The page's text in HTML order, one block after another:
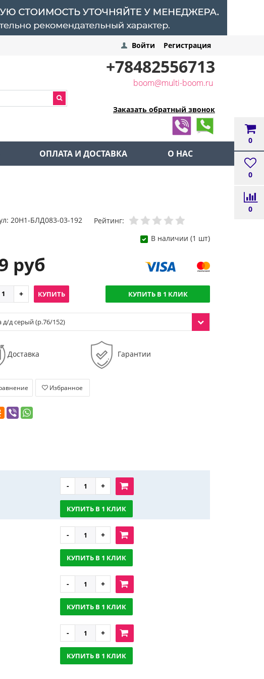
0
0
0
Войти Регистрация
+78482556713
boom@multi-boom.ru
Заказать обратный звонок
ОПЛАТА И ДОСТАВКА О НАС
20Н1-БЛД083-03-192
Рейтинг:
В наличии (1 шт)
руб
КУПИТЬ КУПИТЬ В 1 КЛИК
д/д серый (р.76/152)
Доставка Гарантии
Избранное
КУПИТЬ В 1 КЛИК
КУПИТЬ В 1 КЛИК
КУПИТЬ В 1 КЛИК
КУПИТЬ В 1 КЛИК